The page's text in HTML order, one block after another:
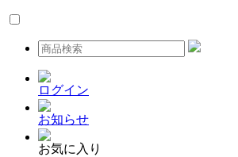
ログイン
お知らせ
お気に入り